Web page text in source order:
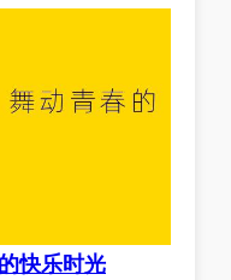
快乐时光